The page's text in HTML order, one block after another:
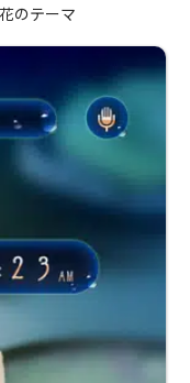
のテーマ